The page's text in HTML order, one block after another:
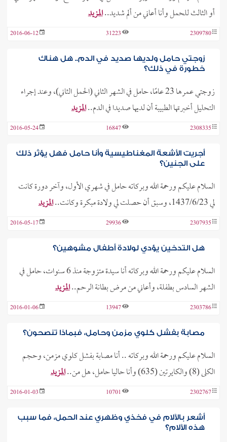
أو الثالث للحمل وأنا أعاني من ألم شديد..المزيد
2309780
31223
2016-06-12
زوجتي حامل ولديها صديد في الدم.. هل هناك
خطورة في ذلك؟
زوجتي عمرها 23 عامًا، حامل في الشهر الثاني (الحمل الثاني)، وعند إجراء
التحليل أخبرتها الطبيبة أن لديها صديدا في الدم..المزيد
2308335
16847
2016-05-24
أجريت الأشعة المغناطيسية وأنا حامل فهل يؤثر ذلك
على الجنين؟
السلام عليكم ورحمة الله وبركاته حامل في شهري الأول، وآخر دورة كانت
لي 1437/6/23، وسبق أن حصلت لي ولادة مبكرة وكانت..
المزيد
2307935
29936
2016-05-17
هل التدخين يؤدي لولادة أطفال مشوهين؟
السلام عليكم ورحمة الله وبركاته أنا سيدة متزوجة منذ 6 سنوات، حامل في
الشهر السادس بطفلة، وأعاني من مرض بطانة الرحم..المزيد
2303786
13947
2016-01-06
مصابة بفشل كلوي مزمن وحامل، فبماذا تنصحون؟
السلام عليكم ورحمة الله وبركاته .. أنا مصابة بفشل كلوي مزمن، وحجم
الكلى (8) والكايرتين (635) وأنا حاليا حامل، هل من..
المزيد
2302767
10701
2016-01-03
أشعر بالآلام في فخذي وظهري عند الحمل، فما سبب
هذه الآلام؟